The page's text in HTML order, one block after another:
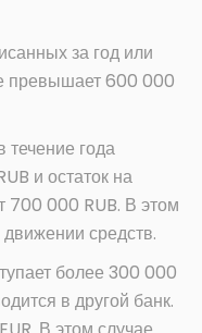
за год или
превышает 600 000
течение года
и остаток на
700 000 RUB. В этом
движении средств.
более 300 000
в другой банк.